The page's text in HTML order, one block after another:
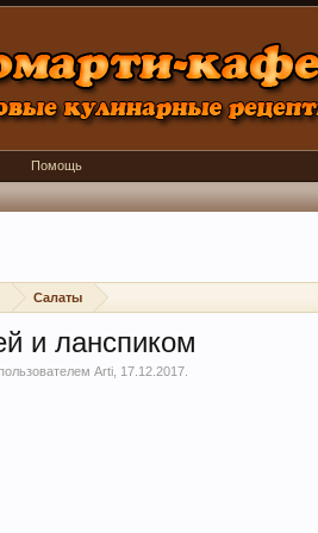
Салаты
и ланспиком
Arti 17.12.2017
Помощь